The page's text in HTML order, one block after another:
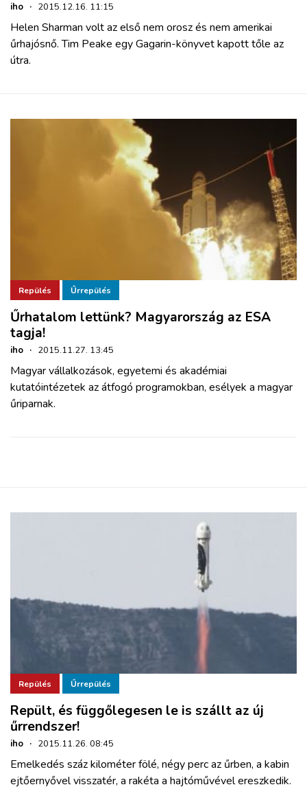
iho · 2015.12.16. 11:15
Helen Sharman volt az első nem orosz és nem amerikai
űrhajósnő. Tim Peake egy Gagarin-könyvet kapott tőle az
útra.
Repülés Űrrepülés
Űrhatalom lettünk? Magyarország az ESA
tagja!
iho · 2015.11.27. 13:45
Magyar vállalkozások, egyetemi és akadémiai
kutatóintézetek az átfogó programokban, esélyek a magyar
űriparnak.
Repülés Űrrepülés
Repült, és függőlegesen le is szállt az új
űrrendszer!
iho · 2015.11.26. 08:45
Emelkedés száz kilométer fölé, négy perc az űrben, a kabin
ejtőernyővel visszatér, a rakéta a hajtóművével ereszkedik.